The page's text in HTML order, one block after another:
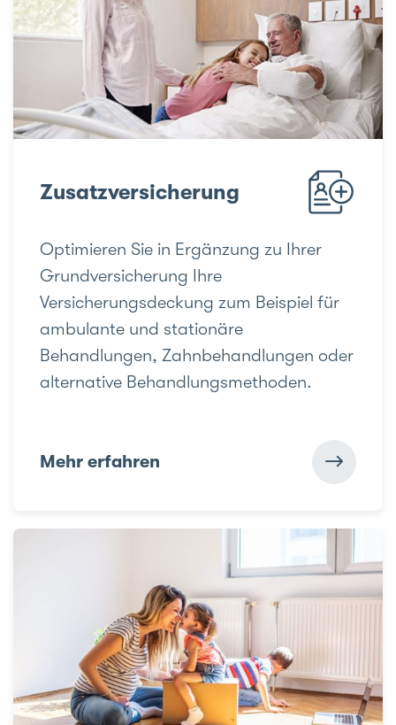
Zusatzversicherung
Optimieren Sie in Ergänzung zu Ihrer
Grundversicherung Ihre
Versicherungsdeckung zum Beispiel für
ambulante und stationäre
Behandlungen, Zahnbehandlungen oder
alternative Behandlungsmethoden.
Mehr erfahren